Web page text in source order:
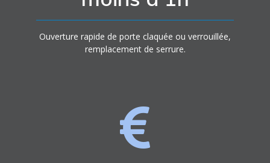
Ouverture rapide de porte claquée ou verrouillée,
remplacement de serrure.